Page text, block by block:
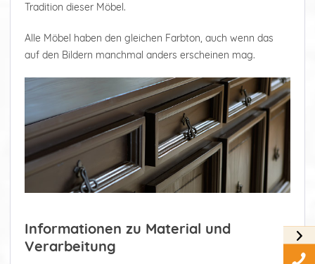
Tradition dieser Möbel.
Alle Möbel haben den gleichen Farbton, auch wenn das
auf den Bildern manchmal anders erscheinen mag.
Informationen zu Material und
Verarbeitung